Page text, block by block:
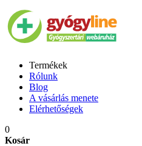
Termékek
Rólunk
Blog
A vásárlás menete
Elérhetőségek
0
Kosár